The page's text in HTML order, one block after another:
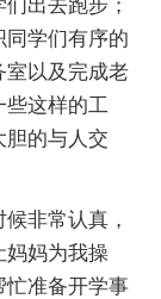
出去跑步；
同学们有序的
室以及完成老
这样的工
胆的与人交
非常认真，
妈妈为我操
忙准备开学事